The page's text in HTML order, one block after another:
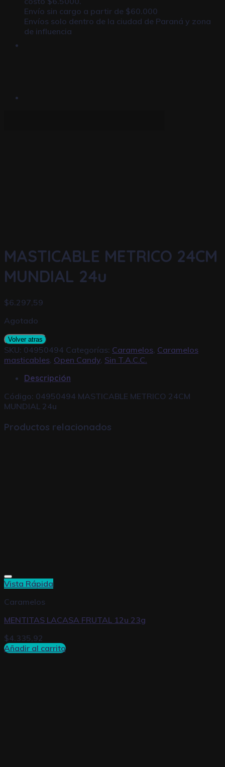
Envío sin cargo a partir de $60.000
Envíos solo dentro de la ciudad de Paraná y zona
de influencia
MASTICABLE METRICO 24CM
MUNDIAL 24u
$6.297,59
Agotado
Volver atras
SKU: 04950494 Categorías: Caramelos, Caramelos
masticables, Open Candy, Sin T.A.C.C.
Descripción
Código: 04950494 MASTICABLE METRICO 24CM
MUNDIAL 24u
Productos relacionados
Vista Rápida
Caramelos
MENTITAS LACASA FRUTAL 12u 23g
$4.335,92
Añadir al carrito